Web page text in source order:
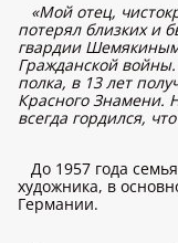
«Мой отец,
потерял близких и
гвардии
Гражданской
полка, в 13 лет
Красного
всегда гордился,
До 1957 года
художника, в
Германии.